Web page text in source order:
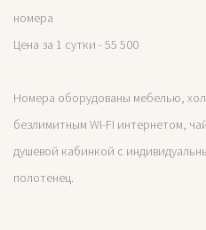
номера
Цена за 1 сутки - 55 500
Номера оборудованы мебелью,
безлимитным WI-FI интернетом,
душевой кабинкой с
полотенец.